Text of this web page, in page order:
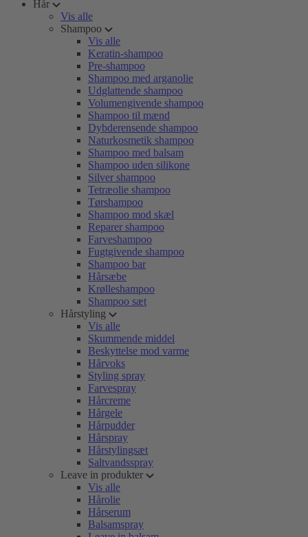
Hår
Vis alle
Shampoo
Vis alle
Keratin-shampoo
Pre-shampoo
Shampoo med arganolie
Udglattende shampoo
Volumengivende shampoo
Shampoo til mænd
Dybderensende shampoo
Naturkosmetik shampoo
Shampoo med balsam
Shampoo uden silikone
Silver shampoo
Tetræolie shampoo
Tørshampoo
Shampoo mod skæl
Reparer shampoo
Farveshampoo
Fugtgivende shampoo
Shampoo bar
Hårsæbe
Krølleshampoo
Shampoo sæt
Hårstyling
Vis alle
Skummende middel
Beskyttelse mod varme
Hårvoks
Styling spray
Farvespray
Hårcreme
Hårgele
Hårpudder
Hårspray
Hårstylingsæt
Saltvandsspray
Leave in produkter
Vis alle
Hårolie
Hårserum
Balsamspray